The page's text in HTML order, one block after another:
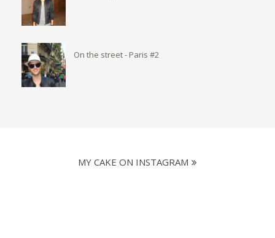
On the street - Paris #2
MY CAKE ON INSTAGRAM